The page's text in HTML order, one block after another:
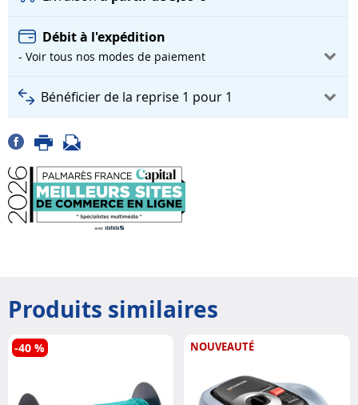
Débit à l'expédition
- Voir tous nos modes de paiement
Bénéficier de la reprise 1 pour 1
Produits similaires
-40 % NOUVEAUTÉ